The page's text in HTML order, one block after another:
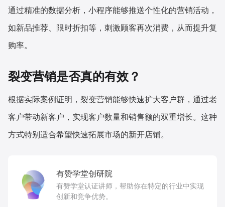
通过精准的数据分析，小程序能够推送个性化的营销活动，
如新品推荐、限时折扣等，刺激顾客再次消费，从而提升复
购率。
裂变营销是否真的有效？
根据实际案例证明，裂变营销能够快速扩大客户群，通过老
客户带动新客户，实现客户数量和销售额的双重增长。这种
方式特别适合希望快速拓展市场的新开店铺。
有赞学堂创研院
有赞学堂认证讲师，帮助你在特定的行业中实现
创新和竞争优势。